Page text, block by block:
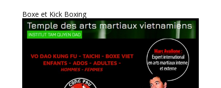
Boxe et Kick Boxing